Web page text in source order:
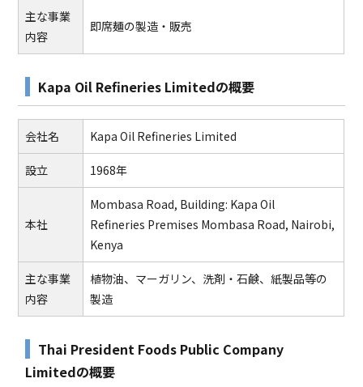
主な事業
内容
即席麺の製造・販売
Kapa Oil Refineries Limitedの概要
会社名 Kapa Oil Refineries Limited
設立 1968年
本社
Mombasa Road, Building: Kapa Oil
Refineries Premises Mombasa Road, Nairobi,
Kenya
主な事業
内容
植物油、マーガリン、洗剤・石鹸、紙製品等の
製造
Thai President Foods Public Company
Limitedの概要